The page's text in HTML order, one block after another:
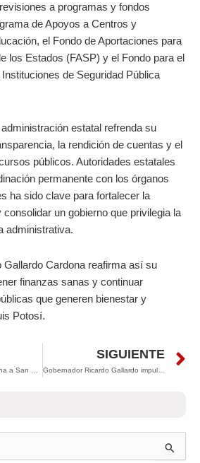
a programas y fondos
de Apoyos a Centros y
el Fondo de Aportaciones para
los Estados (FASP) y el Fondo para el
de Seguridad Pública
estatal refrenda su
la rendición de cuentas y el
públicos. Autoridades estatales
permanente con los órganos
ha sido clave para fortalecer la
un gobierno que privilegia la
administrativa.
Gallardo Cardona reafirma así su
finanzas sanas y continuar
que generen bienestar y
Potosí.
SIGUIENTE
Gobernador Ricardo Gallardo impulsa mayor inversión municipal en seguridad pública